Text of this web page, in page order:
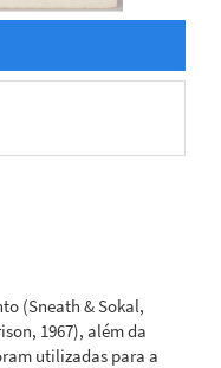
(Sneath & Sokal,
1967), além da
utilizadas para a